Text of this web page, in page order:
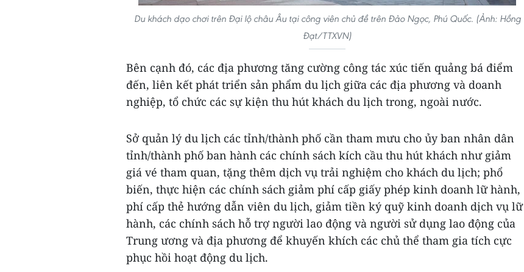
Du khách dạo chơi trên Đại lộ châu Âu tại công viên chủ đề trên Đảo Ngọc, Phú Quốc. (Ảnh: Hồng
Đạt/TTXVN)
Bên cạnh đó, các địa phương tăng cường công tác xúc tiến quảng bá điểm
đến, liên kết phát triển sản phẩm du lịch giữa các địa phương và doanh
nghiệp, tổ chức các sự kiện thu hút khách du lịch trong, ngoài nước.
Sở quản lý du lịch các tỉnh/thành phố cần tham mưu cho ủy ban nhân dân
tỉnh/thành phố ban hành các chính sách kích cầu thu hút khách như giảm
giá vé tham quan, tặng thêm dịch vụ trải nghiệm cho khách du lịch; phổ
biến, thực hiện các chính sách giảm phí cấp giấy phép kinh doanh lữ hành,
phí cấp thẻ hướng dẫn viên du lịch, giảm tiền ký quỹ kinh doanh dịch vụ lữ
hành, các chính sách hỗ trợ người lao động và người sử dụng lao động của
Trung ương và địa phương để khuyến khích các chủ thể tham gia tích cực
phục hồi hoạt động du lịch.